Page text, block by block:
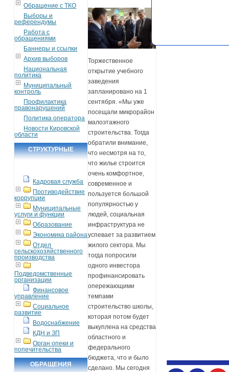
Обращение с ТКО
Выборы и
референдумы
Работа с
обращениями
Баннеры и ссылки
Архив выборов
Национальная
политика
Муниципальный
контроль
Профилактика
правонарушений
Политика оператора
Новости Кировской
области
СТРУКТУРНЫЕ
Кадровая служба
Противодействие
коррупции
Муниципальные
услуги и функции
Образование
Экономика района
Отдел
сельскохозяйственного
производства
Подведомственные
организации
Финансовое
управление
Социальное
развитие
Водоснабжение
КДН и ЗП
Орган опеки и
попечительства
ОБРАЩЕНИЯ
Торжественное
открытие учебного
заведения
запланировано на 1
сентября. «Мы уже
посещали микрорайон
малоэтажного
строительства. Тогда
обратили внимание,
что несмотря на то,
что жилье строится
очень комфортное,
современное и
пользуется большой
популярностью у
людей, социальная
инфраструктура не
успевает за развитием
жилого сектора. Мы
тогда попросили
одного инвестора
профинансировать
опережающими
темпами
строительство школы,
которая потом будет
выкуплена на средства
областного и
федерального
бюджета, что и было
сделано. Мы сегодня